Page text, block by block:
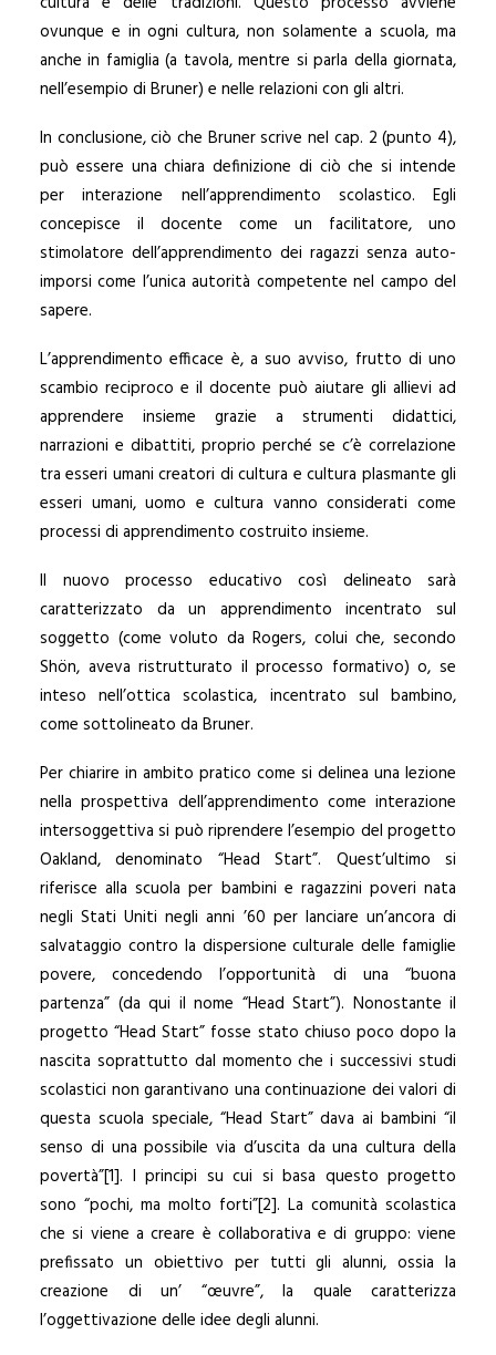
ovunque e in ogni cultura, non solamente a scuola, ma
anche in famiglia (a tavola, mentre si parla della giornata,
nell’esempio di Bruner) e nelle relazioni con gli altri.
In conclusione, ciò che Bruner scrive nel cap. 2 (punto 4),
può essere una chiara definizione di ciò che si intende
per interazione nell’apprendimento scolastico. Egli
concepisce il docente come un facilitatore, uno
stimolatore dell’apprendimento dei ragazzi senza auto-
imporsi come l’unica autorità competente nel campo del
sapere.
L’apprendimento efficace è, a suo avviso, frutto di uno
scambio reciproco e il docente può aiutare gli allievi ad
apprendere insieme grazie a strumenti didattici,
narrazioni e dibattiti, proprio perché se c’è correlazione
tra esseri umani creatori di cultura e cultura plasmante gli
esseri umani, uomo e cultura vanno considerati come
processi di apprendimento costruito insieme.
Il nuovo processo educativo così delineato sarà
caratterizzato da un apprendimento incentrato sul
soggetto (come voluto da Rogers, colui che, secondo
Shön, aveva ristrutturato il processo formativo) o, se
inteso nell’ottica scolastica, incentrato sul bambino,
come sottolineato da Bruner.
Per chiarire in ambito pratico come si delinea una lezione
nella prospettiva dell’apprendimento come interazione
intersoggettiva si può riprendere l’esempio del progetto
Oakland, denominato “Head Start”. Quest’ultimo si
riferisce alla scuola per bambini e ragazzini poveri nata
negli Stati Uniti negli anni ’60 per lanciare un’ancora di
salvataggio contro la dispersione culturale delle famiglie
povere, concedendo l’opportunità di una “buona
partenza” (da qui il nome “Head Start”). Nonostante il
progetto “Head Start” fosse stato chiuso poco dopo la
nascita soprattutto dal momento che i successivi studi
scolastici non garantivano una continuazione dei valori di
questa scuola speciale, “Head Start” dava ai bambini “il
senso di una possibile via d’uscita da una cultura della
povertà”[1]. I principi su cui si basa questo progetto
sono “pochi, ma molto forti”[2]. La comunità scolastica
che si viene a creare è collaborativa e di gruppo: viene
prefissato un obiettivo per tutti gli alunni, ossia la
creazione di un’ “œuvre”, la quale caratterizza
l’oggettivazione delle idee degli alunni.